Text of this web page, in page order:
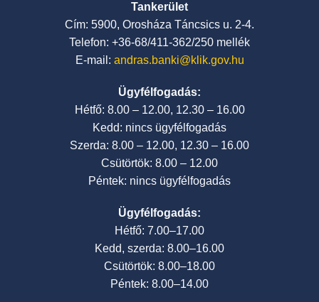
Tankerület
Cím: 5900, Orosháza Táncsics u. 2-4.
Telefon: +36-68/411-362/250 mellék
E-mail: andras.banki@klik.gov.hu
Ügyfélfogadás:
Hétfő: 8.00 – 12.00, 12.30 – 16.00
Kedd: nincs ügyfélfogadás
Szerda: 8.00 – 12.00, 12.30 – 16.00
Csütörtök: 8.00 – 12.00
Péntek: nincs ügyfélfogadás
Ügyfélfogadás:
Hétfő: 7.00–17.00
Kedd, szerda: 8.00–16.00
Csütörtök: 8.00–18.00
Péntek: 8.00–14.00